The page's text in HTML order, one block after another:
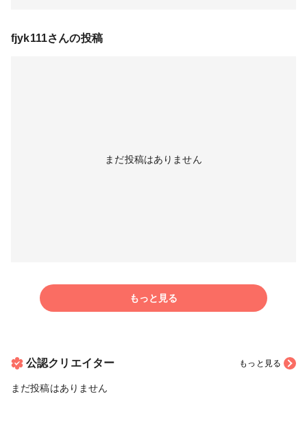
fjyk111さんの投稿
まだ投稿はありません
もっと見る
公認クリエイター もっと見る
まだ投稿はありません